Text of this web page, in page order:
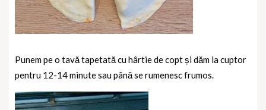
Punem pe o tavă tapetată cu hârtie de copt și dăm la cuptor
pentru 12-14 minute sau până se rumenesc frumos.